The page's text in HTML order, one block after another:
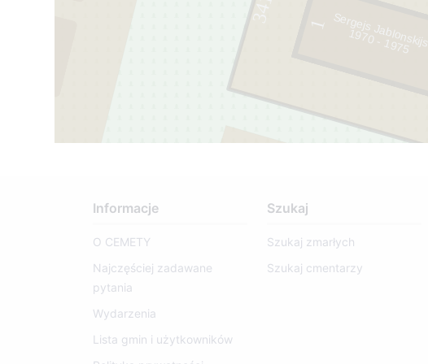
343
341 1 Sergejs Jablonskijs
5
Informacje
O CEMETY
Najczęściej zadawane
pytania
Wydarzenia
Lista gmin i użytkowników
Szukaj
Szukaj zmarłych
Szukaj cmentarzy